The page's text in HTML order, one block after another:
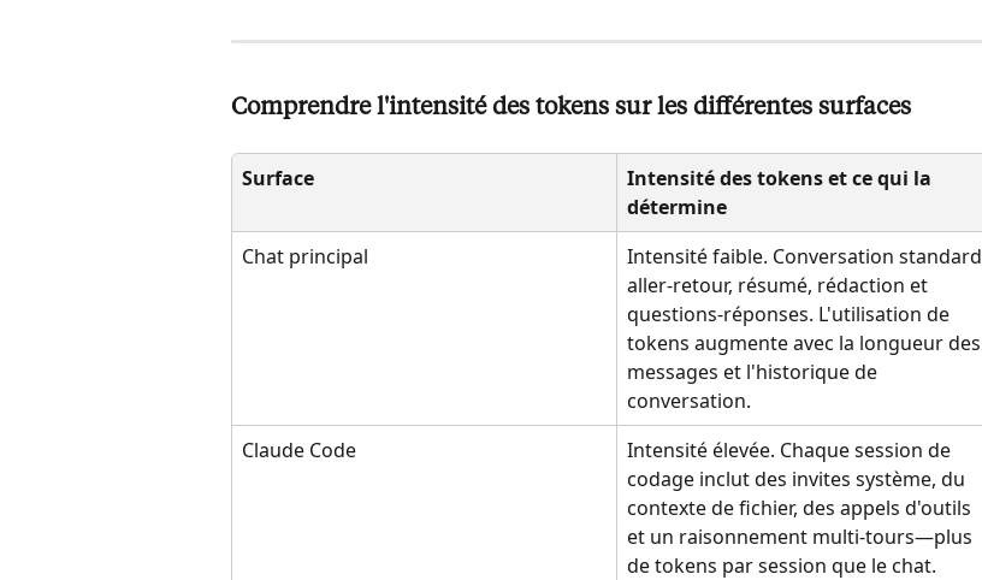
Comprendre l'intensité des tokens sur les différentes surfaces
Surface
Intensité des tokens et ce qui la
détermine
Chat principal
Intensité faible. Conversation standard
aller-retour, résumé, rédaction et
questions-réponses. L'utilisation de
tokens augmente avec la longueur des
messages et l'historique de
conversation.
Claude Code
Intensité élevée. Chaque session de
codage inclut des invites système, du
contexte de fichier, des appels d'outils
et un raisonnement multi-tours—plus
de tokens par session que le chat.